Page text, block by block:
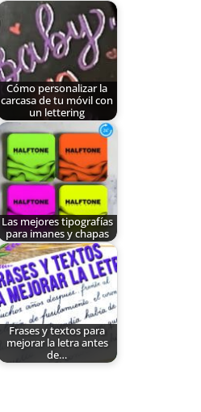
Cómo personalizar la
carcasa de tu móvil con
un lettering
Las mejores tipografías
para imanes y chapas
Frases y textos para
mejorar la letra antes
de…